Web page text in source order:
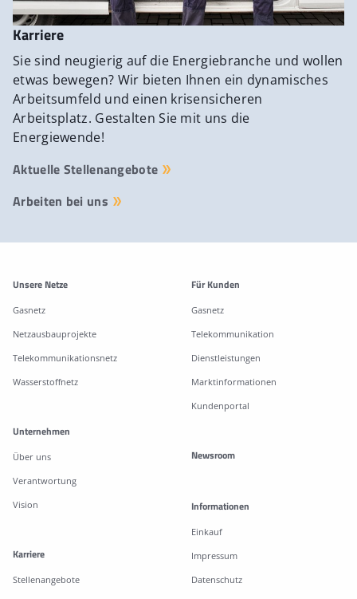
Karriere
Sie sind neugierig auf die Energiebranche und wollen
etwas bewegen? Wir bieten Ihnen ein dynamisches
Arbeitsumfeld und einen krisensicheren
Arbeitsplatz. Gestalten Sie mit uns die
Energiewende!
Aktuelle Stellenangebote
Arbeiten bei uns
Weitere Informationen
Unsere Netze
Gasnetz
Netzausbauprojekte
Telekommunikationsnetz
Wasserstoffnetz
Für Kunden
Gasnetz
Telekommunikation
Dienstleistungen
Marktinformationen
Kundenportal
Unternehmen
Über uns
Verantwortung
Vision
Karriere
Stellenangebote
Newsroom
Informationen
Einkauf
Impressum
Datenschutz